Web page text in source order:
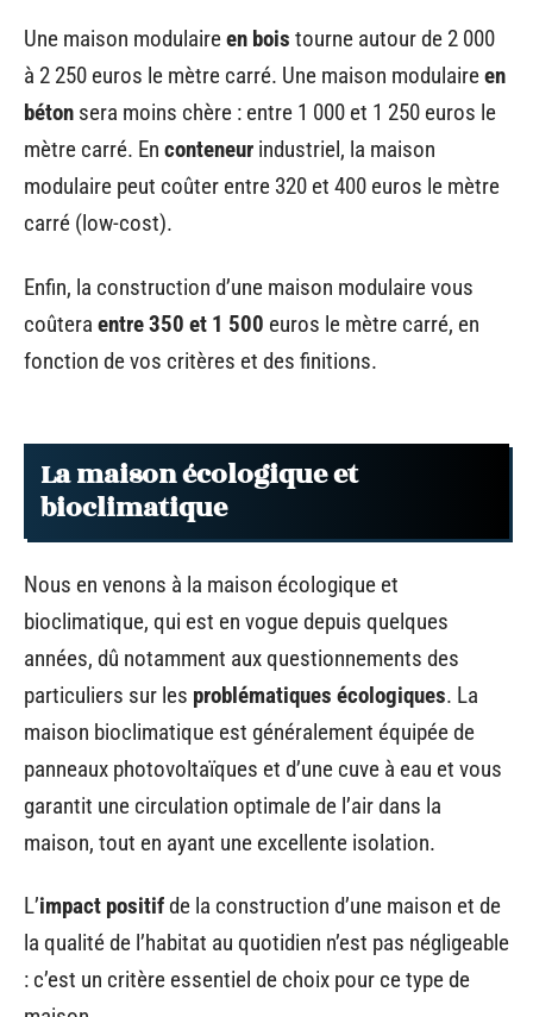
Une maison modulaireen bois tourne autour de 2 000
à 2 250 euros le mètre carré. Une maison modulaireen
béton sera moins chère : entre 1 000 et 1 250 euros le
mètre carré. En conteneur industriel, la maison
modulaire peut coûter entre 320 et 400 euros le mètre
carré (low-cost).
Enfin, la construction d’une maison modulaire vous
coûtera entre 350 et 1 500 euros le mètre carré, en
fonction de vos critères et des finitions.
La maison écologique et
bioclimatique
Nous en venons à la maison écologique et
bioclimatique, qui est en vogue depuis quelques
années, dû notamment aux questionnements des
particuliers sur les problématiques écologiques. La
maison bioclimatique est généralement équipée de
panneaux photovoltaïques et d’une cuve à eau et vous
garantit une circulation optimale de l’air dans la
maison, tout en ayant une excellente isolation.
L’impact positifde la construction d’une maison et de
la qualité de l’habitat au quotidien n’est pas négligeable
: c’est un critère essentiel de choix pour ce type de